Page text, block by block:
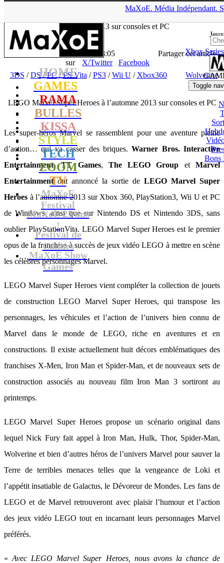
MaXoE. Média Indépendant.
HOME
GAMES
RAMA
BULLES
KISSA
STYLE
TECH
ZOOM
TV
MaXoE
Festival
MaXoE 25 ans
!
Festival de
Cannes
MaXoE Show
Games
Jeux
Xbox
Toggle
Bons
à l’automne 2013 sur consoles et PC
- 09.01.13, 13:05
Partager cet article
sur
X/Twitter
Facebook
3DS /DS/PC/PS Vita /PS3/Wii U/ Xbox360 Wolverine
LEGO Marvel Super Heroes à l’automne 2013 sur consoles et PC
Les super-héros Marvel se rassemblent pour une aventure pleine
d’action… qui va casser des briques.Warner Bros. Interactive
Entertainment,TT Games, The LEGO Group etMarvel
Entertainment ont annoncé la sortie de LEGO Marvel Super
Heroes à l’automne 2013 sur Xbox 360, PlayStation3, Wii U et PC
de Windows, ainsi que sur Nintendo DS et Nintendo 3DS, sans
oublier PlayStationVita. LEGO Marvel Super Heroes est le premier
opus de la franchise à succès de jeux vidéo LEGO à mettre en scène
les célèbres personnages Marvel.
LEGO Marvel Super Heroes vient compléter la collection de jouets
de construction LEGO Marvel Super Heroes, qui transpose les
personnages, les véhicules et l’action de l’univers bien connu de
Marvel dans le monde de LEGO, riche en aventures et en
constructions. Il existe actuellement huit décors emblématiques des
franchises X-Men, Iron Man et Spider-Man, et de nouveaux sets de
construction associés au nouveau film Iron Man 3 sortiront au
printemps.
LEGO Marvel Super Heroes propose un scénario original dans
lequel Nick Fury fait appel à Iron Man, Hulk, Thor, Spider-Man,
Wolverine et bien d’autres héros de l’univers Marvel pour sauver la
Terre de terribles menaces telles que la vengeance de Loki et
l’appétit insatiable de Galactus, le Dévoreur de Mondes. Les fans de
LEGO et de Marvel retrouveront avec plaisir l’humour et l’action
des jeux vidéo LEGO tout en incarnant leurs personnages Marvel
préférés.
«Avec LEGO Marvel Super Heroes, nous avons la chance de